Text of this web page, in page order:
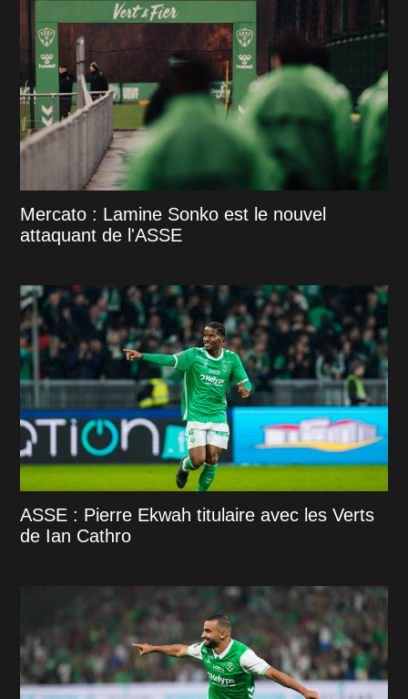
Mercato : Lamine Sonko est le nouvel
attaquant de l'ASSE
ASSE : Pierre Ekwah titulaire avec les Verts
de Ian Cathro